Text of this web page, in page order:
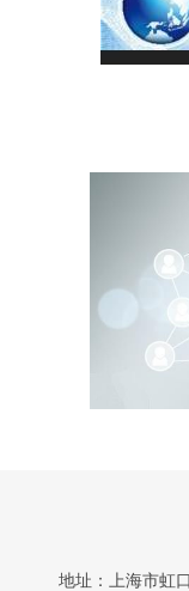
地址：上海市虹